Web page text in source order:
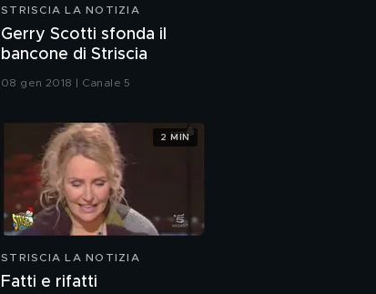
STRISCIA LA NOTIZIA
Gerry Scotti sfonda il
bancone di Striscia
08 gen 2018 | Canale 5
STRISCIA LA NOTIZIA
Fatti e rifatti
2 MIN